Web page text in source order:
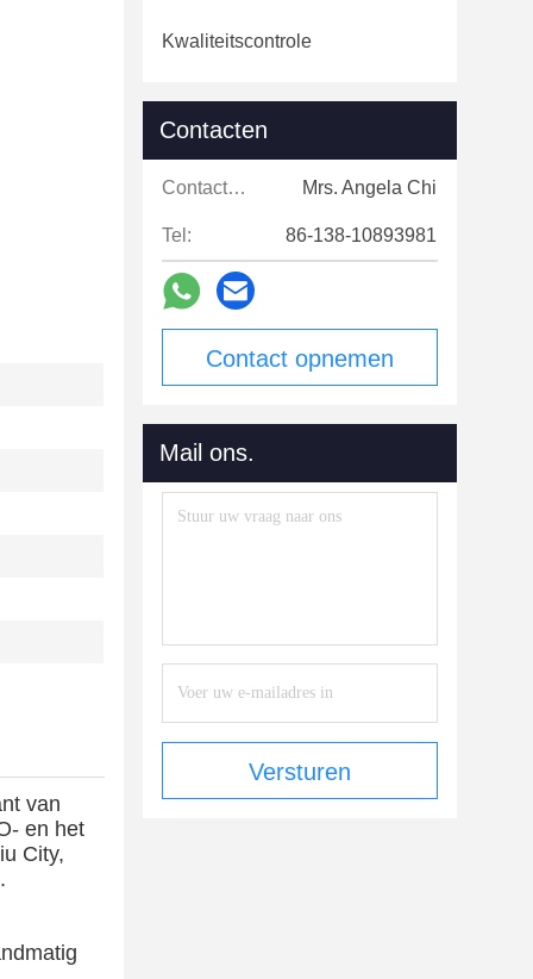
van
en het
City,
Kwaliteitscontrole
Contacten
Contacten: Mrs. Angela Chi
Tel: 86-138-10893981
Contact opnemen
Mail ons.
Versturen